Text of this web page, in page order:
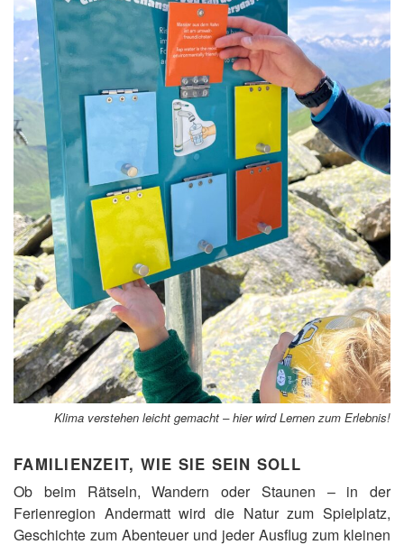
Klima verstehen leicht gemacht – hier wird Lernen zum Erlebnis!
FAMILIENZEIT, WIE SIE SEIN SOLL
Ob beim Rätseln, Wandern oder Staunen – in der
Ferienregion Andermatt wird die Natur zum Spielplatz,
Geschichte zum Abenteuer und jeder Ausflug zum kleinen